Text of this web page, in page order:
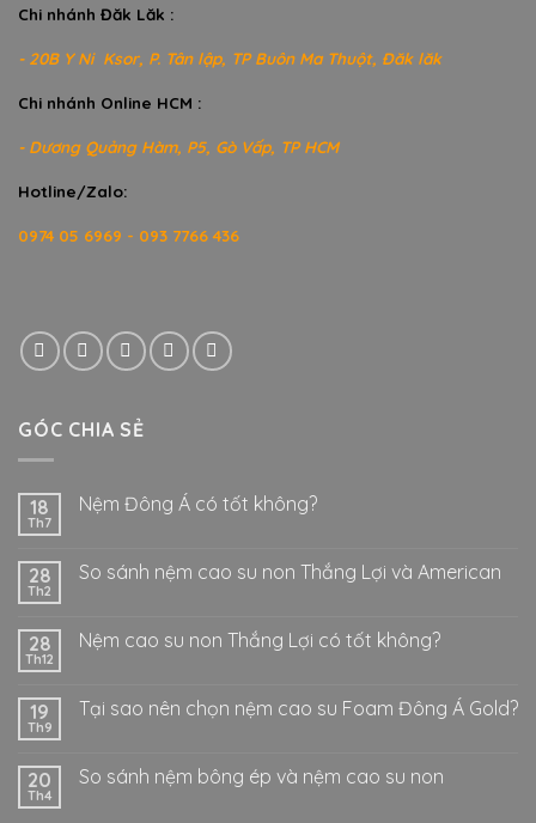
Chi nhánh Đăk Lăk :
- 20B Y Ni Ksor, P. Tân lập, TP Buôn Ma Thuột, Đăk lăk
Chi nhánh Online HCM :
- Dương Quảng Hàm, P5, Gò Vấp, TP HCM
Hotline/Zalo:
0974 05 6969 - 093 7766 436
GÓC CHIA SẺ
18
Th7
Nệm Đông Á có tốt không?
28
Th2
So sánh nệm cao su non Thắng Lợi và American
28
Th12
Nệm cao su non Thắng Lợi có tốt không?
19
Th9
Tại sao nên chọn nệm cao su Foam Đông Á Gold?
20
Th4
So sánh nệm bông ép và nệm cao su non